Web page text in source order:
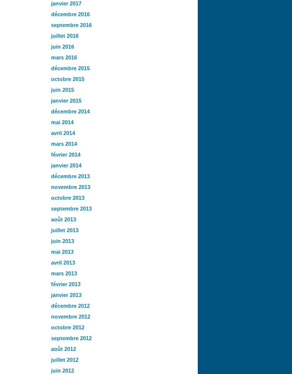
janvier 2017
décembre 2016
septembre 2016
juillet 2016
juin 2016
mars 2016
décembre 2015
octobre 2015
juin 2015
janvier 2015
décembre 2014
mai 2014
avril 2014
mars 2014
février 2014
janvier 2014
décembre 2013
novembre 2013
octobre 2013
septembre 2013
août 2013
juillet 2013
juin 2013
mai 2013
avril 2013
mars 2013
février 2013
janvier 2013
décembre 2012
novembre 2012
octobre 2012
septembre 2012
août 2012
juillet 2012
juin 2012